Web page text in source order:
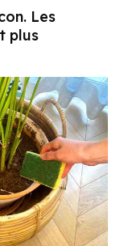
Les
plus